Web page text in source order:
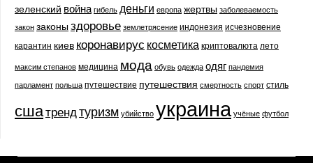
зеленский война гибель деньги европа жертвы заболеваемость
закон законыздоровье землетрясение индонезия исчезновение
карантин киев коронавирус косметика криптовалюта лето
максим степанов медицина мода обувь одежда одяг пандемия
парламент польша путешествие путешествия смертность спорт стиль
сшатренд туризм убийство украина учёные футбол